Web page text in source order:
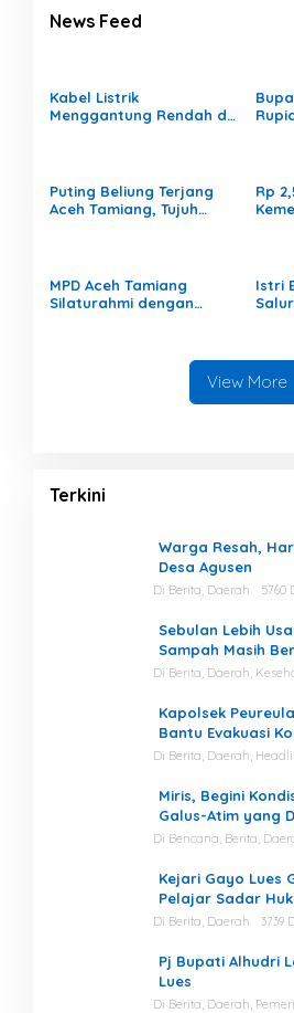
News Feed
Kabel Listrik
Menggantung Rendah di
Puting Beliung Terjang
Aceh Tamiang, Tujuh
Rp
MPD Aceh Tamiang
Silaturahmi dengan
Istri
View More
Terkini
Warga Resah,
Desa Agusen
Di Berita, Daerah 5760
Sebulan Lebih
Sampah Masih
Stadion
Di Berita, Daerah,
Kapolsek
Bantu Evakuasi
Perairan Kuala
Di Berita, Daerah,
Miris, Begini
Galus-Atim yang
Dilakukan
Di Bencana, Berita,
Kejari Gayo Lues
Pelajar Sadar
Di Berita, Daerah 3739
Pj Bupati Alhudri
Lues
Di Berita, Daerah,